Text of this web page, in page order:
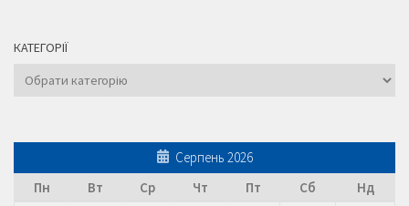
КАТЕГОРІЇ
Категорії
Серпень 2026
Пн
Вт Ср Чт Пт Сб
Нд